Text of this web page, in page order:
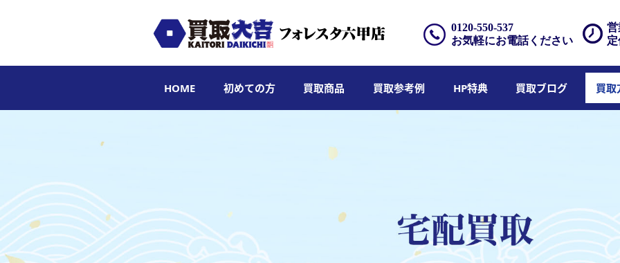
営
0120-550-537
お気軽にお電話ください
HOME 初めての方 買取商品 買取参考例 HP特典 買取ブログ 買取